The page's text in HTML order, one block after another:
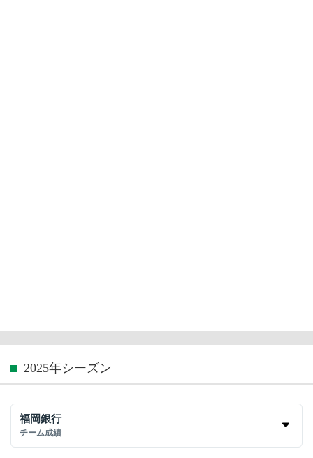
2025年シーズン
福岡銀行
チーム成績